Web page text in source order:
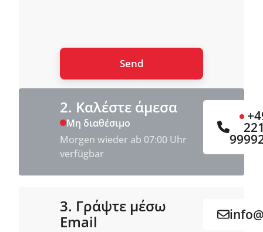
2. Καλέστε άμεσα
Μη διαθέσιμο
Morgen wieder ab 07:00 Uhr
verfügbar
3. Γράψτε μέσω
Email